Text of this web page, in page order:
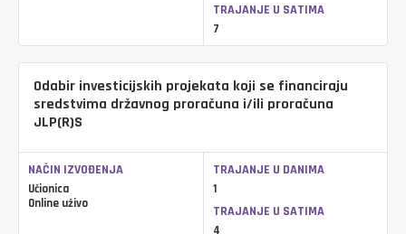
TRAJANJE U SATIMA
7
Odabir investicijskih projekata koji se financiraju
sredstvima državnog proračuna i/ili proračuna
JLP(R)S
NAČIN IZVOĐENJA
Učionica
Online uživo
TRAJANJE U DANIMA
1
TRAJANJE U SATIMA
4